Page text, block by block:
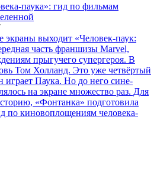
паука»: гид по фильмам
выходит «Человек-паук:
часть франшизы Marvel,
прыгучего супергероя. В
Том Холланд. Это уже четвёртый
играет Паука. Но до него сине-
на экране множество раз. Для
«Фонтанка» подготовила
по киновоплощениям человека-